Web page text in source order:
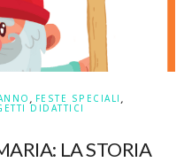
, FESTE SPECIALI ,
DIDATTICI
LA STORIA